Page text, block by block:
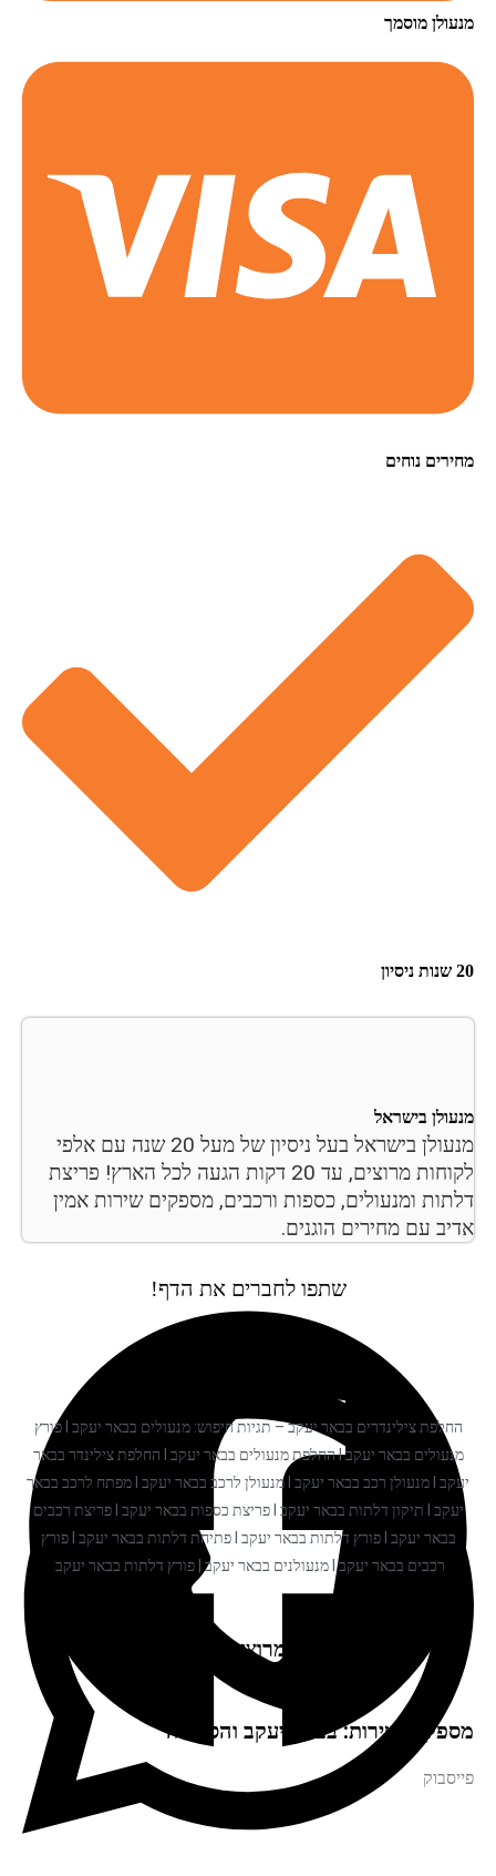
מנעולן מוסמך
מחירים נוחים
20 שנות ניסיון
מנעולן בישראל
מנעולן בישראל בעל ניסיון של מעל 20 שנה עם אלפי
לקוחות מרוצים, עד 20 דקות הגעה לכל הארץ! פריצת
דלתות ומנעולים, כספות ורכבים, מספקים שירות אמין
אדיב עם מחירים הוגנים.
שתפו לחברים את הדף!
פייסבוק
החלפת צילינדרים בבאר יעקב – תגיות חיפוש: מנעולים בבאר יעקב I פורץ
מנעולים בבאר יעקב I החלפת מנעולים בבאר יעקב I החלפת צילינדר בבאר
יעקב I מנעולן רכב בבאר יעקב I מנעולן לרכב בבאר יעקב I מפתח לרכב בבאר
יעקב I תיקון דלתות בבאר יעקב I פריצת כספות בבאר יעקב I פריצת רכבים
בבאר יעקב I פורץ דלתות בבאר יעקב I פתיחת דלתות בבאר יעקב I פורץ
רכבים בבאר יעקב I מנעולנים בבאר יעקב | פורץ דלתות בבאר יעקב
לקוחות מרוצים ממליצים!
מספקים שירות: בבאר יעקב והסביבה